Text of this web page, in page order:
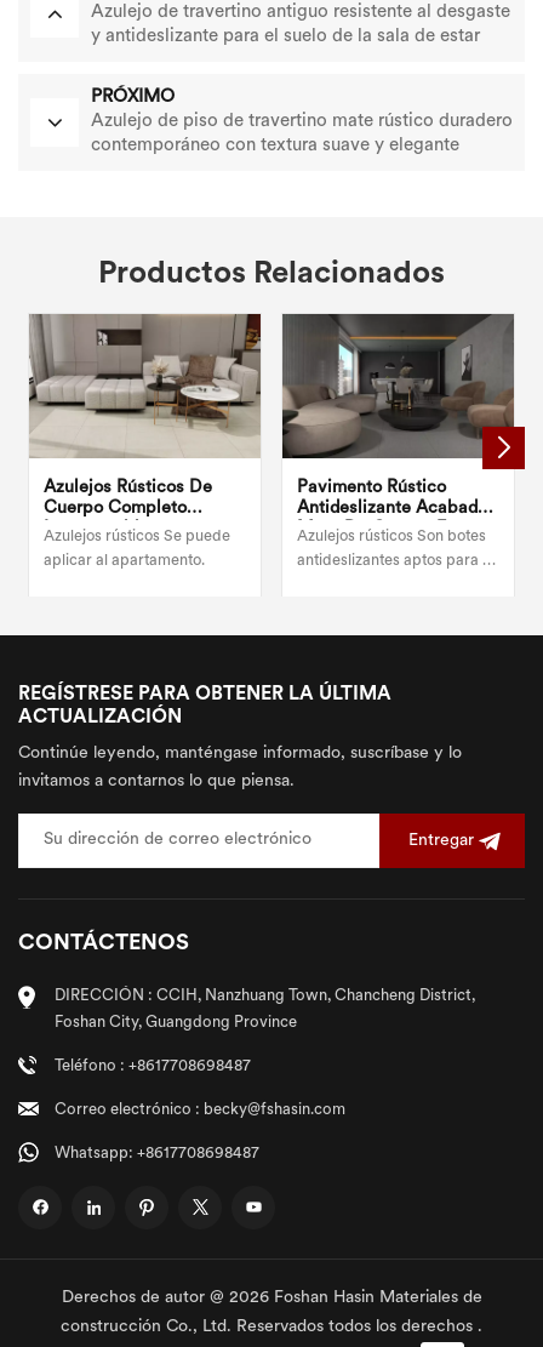
Azulejo de travertino antiguo resistente al desgaste
y antideslizante para el suelo de la sala de estar
PRÓXIMO
Azulejo de piso de travertino mate rústico duradero
contemporáneo con textura suave y elegante
Productos Relacionados
Azulejos Rústicos De
Cuerpo Completo
Impermeables,
Superficie Mate
Moderna, 600x600, Para
Azulejos rústicos Se puede
aplicar al apartamento.
Pavimento Rústico
Antideslizante Acabado
Mate De Cuerpo Entero
600x600 Para Dormitorio
Azulejos rústicos Son botes
antideslizantes aptos para el
REGÍSTRESE PARA OBTENER LA ÚLTIMA
ACTUALIZACIÓN
Continúe leyendo, manténgase informado, suscríbase y lo
invitamos a contarnos lo que piensa.
Entregar
CONTÁCTENOS
DIRECCIÓN : CCIH, Nanzhuang Town, Chancheng District,
Foshan City, Guangdong Province
Teléfono : +8617708698487
Correo electrónico : becky@fshasin.com
Whatsapp: +8617708698487
Derechos de autor @ 2026 Foshan Hasin Materiales de
construcción Co., Ltd. Reservados todos los derechos .